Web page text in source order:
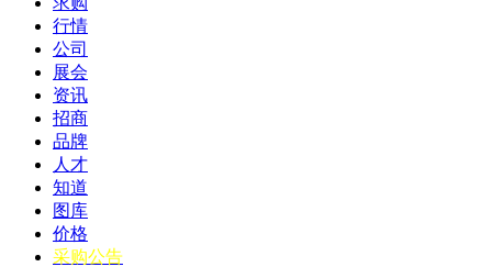
行情
公司
展会
资讯
招商
品牌
人才
知道
图库
价格
采购公告